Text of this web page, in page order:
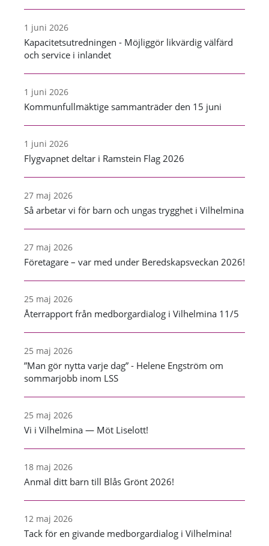
1 juni 2026
Kapacitetsutredningen - Möjliggör likvärdig välfärd
och service i inlandet
1 juni 2026
Kommunfullmäktige sammanträder den 15 juni
1 juni 2026
Flygvapnet deltar i Ramstein Flag 2026
27 maj 2026
Så arbetar vi för barn och ungas trygghet i Vilhelmina
27 maj 2026
Företagare – var med under Beredskapsveckan 2026!
25 maj 2026
Återrapport från medborgardialog i Vilhelmina 11/5
25 maj 2026
”Man gör nytta varje dag” - Helene Engström om
sommarjobb inom LSS
25 maj 2026
Vi i Vilhelmina — Möt Liselott!
18 maj 2026
Anmäl ditt barn till Blås Grönt 2026!
12 maj 2026
Tack för en givande medborgardialog i Vilhelmina!